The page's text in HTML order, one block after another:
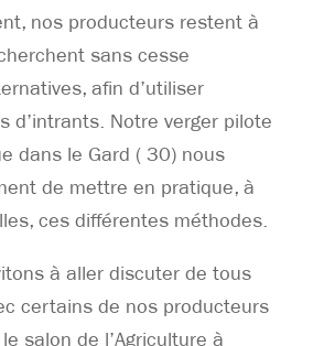
nos producteurs restent à
sans cesse
afin d’utiliser
d’intrants. Notre verger pilote
dans le Gard ( 30) nous
de mettre en pratique, à
ces différentes méthodes.
à aller discuter de tous
certains de nos producteurs
salon de l’Agriculture à